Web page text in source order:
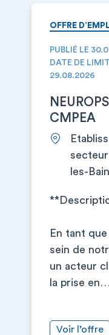
OFFRE
PUBLIÉ LE
DATE DE
29.08.2026
CMPEA
les-
En tant
sein de
un acteur
la prise en…
Voir l’offre